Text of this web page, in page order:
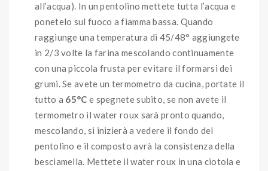
all’acqua). In un pentolino mettete tutta l’acqua e
ponetelo sul fuoco a fiamma bassa. Quando
raggiunge una temperatura di 45/48° aggiungete
in 2/3 volte la farina mescolando continuamente
con una piccola frusta per evitare il formarsi dei
grumi. Se avete un termometro da cucina, portate il
tutto a 65°C e spegnete subito, se non avete il
termometro il water roux sarà pronto quando,
mescolando, si inizierà a vedere il fondo del
pentolino e il composto avrà la consistenza della
besciamella. Mettete il water roux in una ciotola e